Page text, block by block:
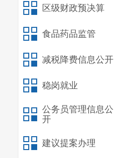
区级财政预决算
食品药品监管
减税降费信息公开
稳岗就业
公务员管理信息公
开
建议提案办理